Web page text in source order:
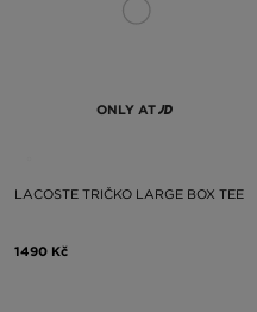
ONLY AT
LACOSTE TRIČKO LARGE BOX TEE
1490 Kč